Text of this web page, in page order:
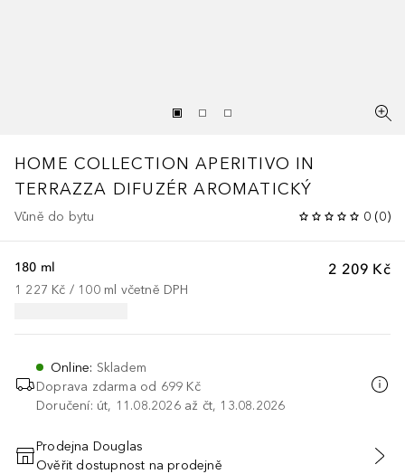
HOME COLLECTION APERITIVO IN
TERRAZZA DIFUZÉR AROMATICKÝ
Vůně do bytu 0 (0)
2 209 Kč
180 ml
1 227 Kč / 100 ml včetně DPH
Online: Skladem
Doprava zdarma od 699 Kč
Doručení: út, 11.08.2026 až čt, 13.08.2026
PŘIDAT DO KOŠÍKU
Prodejna Douglas
Ověřit dostupnost na prodejně